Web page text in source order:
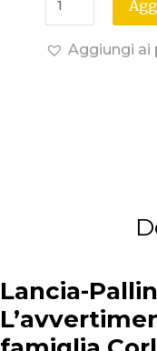
Aggiungi ai
Lancia-